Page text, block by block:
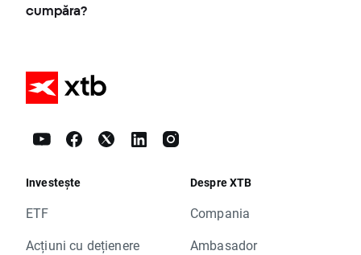
cumpăra?
Investește
ETF
Acțiuni cu dețienere
Despre XTB
Compania
Ambasador